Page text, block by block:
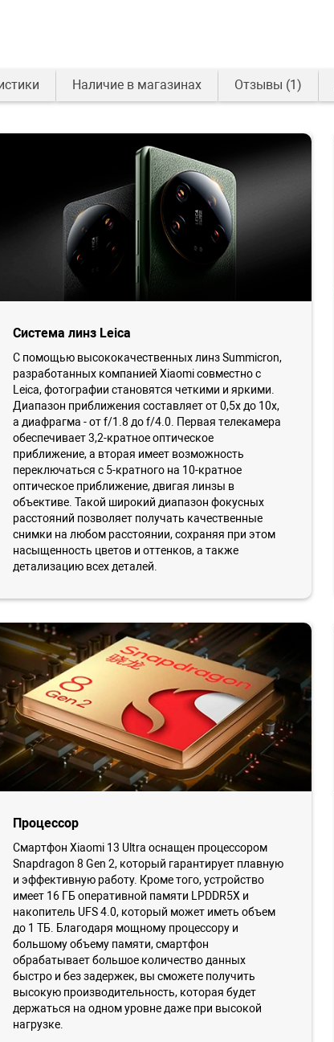
Наличие в магазинах Отзывы (1)
Система линз Leica
С помощью высококачественных линз Summicron,
разработанных компанией Xiaomi совместно с
Leica, фотографии становятся четкими и яркими.
Диапазон приближения составляет от 0,5х до 10х,
а диафрагма - от f/1.8 до f/4.0. Первая телекамера
обеспечивает 3,2-кратное оптическое
приближение, а вторая имеет возможность
переключаться с 5-кратного на 10-кратное
оптическое приближение, двигая линзы в
объективе. Такой широкий диапазон фокусных
расстояний позволяет получать качественные
снимки на любом расстоянии, сохраняя при этом
насыщенность цветов и оттенков, а также
детализацию всех деталей.
Процессор
Смартфон Xiaomi 13 Ultra оснащен процессором
Snapdragon 8 Gen 2, который гарантирует плавную
и эффективную работу. Кроме того, устройство
имеет 16 ГБ оперативной памяти LPDDR5X и
накопитель UFS 4.0, который может иметь объем
до 1 ТБ. Благодаря мощному процессору и
большому объему памяти, смартфон
обрабатывает большое количество данных
быстро и без задержек, вы сможете получить
высокую производительность, которая будет
держаться на одном уровне даже при высокой
нагрузке.